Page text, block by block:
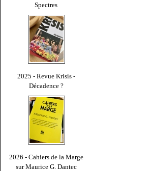
Spectres
2025 - Revue Krisis -
Décadence ?
2026 - Cahiers de la Marge
sur Maurice G. Dantec